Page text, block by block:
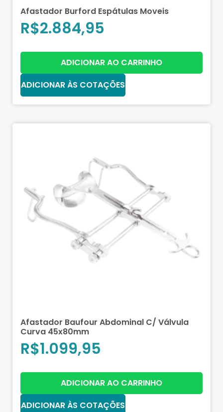
Afastador Burford Espátulas Moveis
R$2.884,95
ADICIONAR AO CARRINHO
ADICIONAR ÀS COTAÇÕES
Afastador Baufour Abdominal C/ Válvula
Curva 45x80mm
R$1.099,95
ADICIONAR AO CARRINHO
ADICIONAR ÀS COTAÇÕES